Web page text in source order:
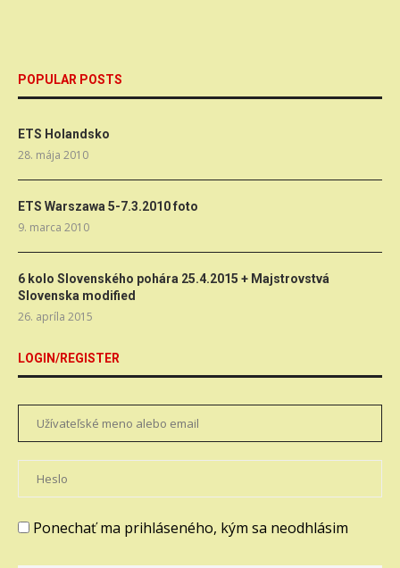
POPULAR POSTS
ETS Holandsko
28. mája 2010
ETS Warszawa 5-7.3.2010 foto
9. marca 2010
6 kolo Slovenského pohára 25.4.2015 + Majstrovstvá
Slovenska modified
26. apríla 2015
LOGIN/REGISTER
Ponechať ma prihláseného, kým sa neodhlásim